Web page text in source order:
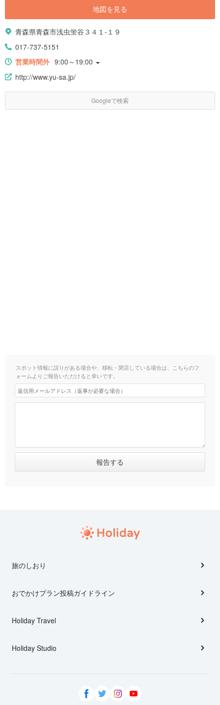
地図を見る
青森県青森市浅虫蛍谷３４１-１９
017-737-5151
営業時間外 9:00～19:00
http://www.yu-sa.jp/
Googleで検索
スポット情報に誤りがある場合や、移転・閉店している場合は、こちらのフ
ォームよりご報告いただけると幸いです。
旅のしおり
おでかけプラン投稿ガイドライン
Holiday Travel
Holiday Studio